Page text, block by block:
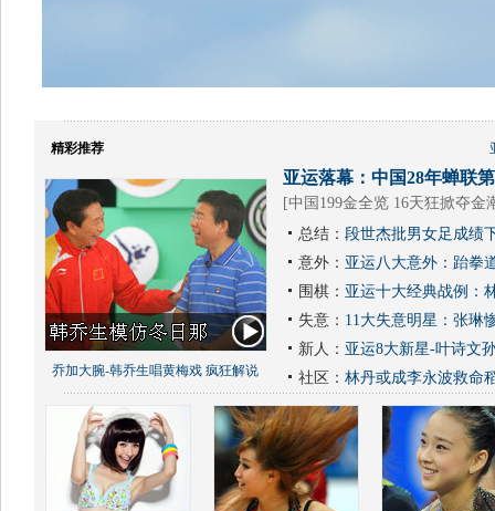
精彩推荐
乔加大腕-韩乔生唱黄梅戏 疯狂解说
亚运落幕：中国28年蝉联
[中国199金全览 16天狂掀夺金
总结： 段世杰批男女足成绩
意外： 亚运八大意外：跆拳
围棋： 亚运十大经典战例：
失意： 11大失意明星：张琳
新人： 亚运8大新星-叶诗文
社区： 林丹或成李永波救命